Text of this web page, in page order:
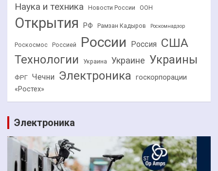
Наука и техника Новости России ООН
Открытия РФ Рамзан Кадыров Роскомнадзор
Роскосмос Россией России Россия США
Технологии Украина Украине Украины
ФРГ Чечни Электроника госкорпорации
«Ростех»
Электроника